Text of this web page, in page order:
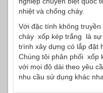
nhiệt và chống cháy.
Với đặc tính không
cháy xốp kép trắng là sự
trình xây dựng có lắp đặt
Chúng tôi phân phối xốp
với mọi độ dài theo yêu
nhu cầu sử dụng khác